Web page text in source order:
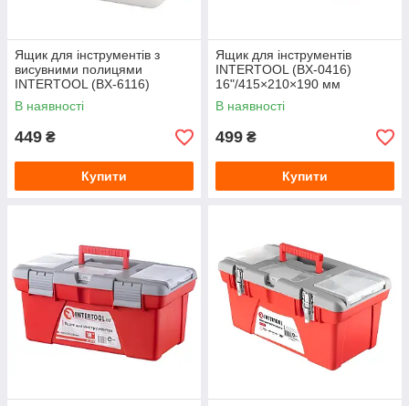
Ящик для інструментів з
висувними полицями
INTERTOOL (BX-6116)
16"/400×205×190 мм
В наявності
449 ₴
Купити
Ящик для інструментів
INTERTOOL (BX-0416)
16"/415×210×190 мм
В наявності
499 ₴
Купити